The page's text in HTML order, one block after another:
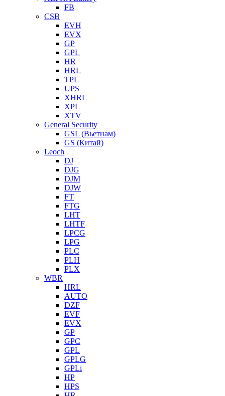
FB
CSB
EVH
EVX
GP
GPL
HR
HRL
TPL
UPS
XHRL
XPL
XTV
General Security
GSL (Вьетнам)
GS (Китай)
Leoch
DJ
DJG
DJM
DJW
FT
FTG
LHT
LHTF
LPCG
LPG
PLC
PLH
PLX
WBR
HRL
AUTO
DZF
EVF
EVX
GP
GPC
GPL
GPLG
GPLi
HP
HPS